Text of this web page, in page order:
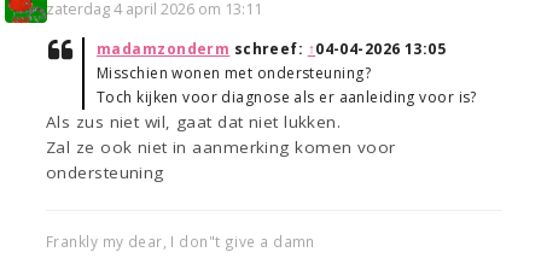
zaterdag 4 april 2026 om 13:11
madamzonderm schreef: ↑04-04-2026 13:05
Misschien wonen met ondersteuning?
Toch kijken voor diagnose als er aanleiding voor is?
Als zus niet wil, gaat dat niet lukken.
Zal ze ook niet in aanmerking komen voor
ondersteuning
Frankly my dear, I don"t give a damn